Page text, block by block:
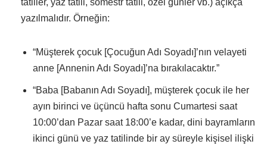
yazılmalıdır. Örneğin:
“Müşterek çocuk [Çocuğun Adı Soyadı]’nın velayeti
anne [Annenin Adı Soyadı]’na bırakılacaktır.”
“Baba [Babanın Adı Soyadı], müşterek çocuk ile her
ayın birinci ve üçüncü hafta sonu Cumartesi saat
10:00’dan Pazar saat 18:00’e kadar, dini bayramların
ikinci günü ve yaz tatilinde bir ay süreyle kişisel ilişki